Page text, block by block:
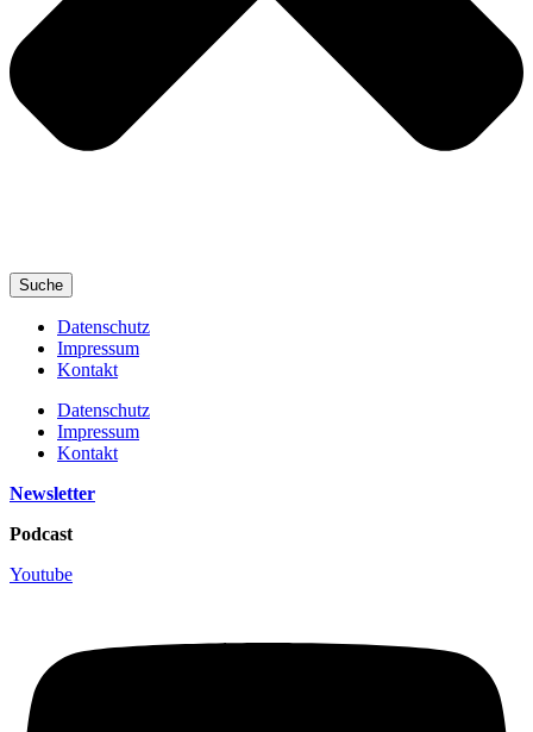
Suche
Datenschutz
Impressum
Kontakt
Datenschutz
Impressum
Kontakt
Newsletter
Podcast
Youtube